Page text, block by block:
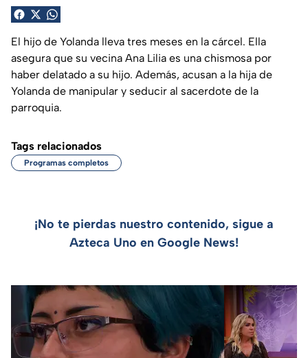
El hijo de Yolanda lleva tres meses en la cárcel. Ella
asegura que su vecina Ana Lilia es una chismosa por
haber delatado a su hijo. Además, acusan a la hija de
Yolanda de manipular y seducir al sacerdote de la
parroquia.
Tags relacionados
Programas completos
¡No te pierdas nuestro contenido, sigue a
Azteca Uno en Google News!